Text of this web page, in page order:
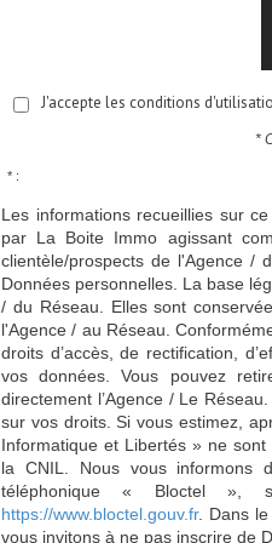
J'accepte les conditions
*
* :
Les informations recueillies sur
par La Boite Immo agissant
clientèle/prospects de l'Agence /
Données personnelles. La base
/ du Réseau. Elles sont
l'Agence / au Réseau.
droits d’accès, de rectification,
vos données. Vous pouvez
directement l’Agence / Le
sur vos droits. Si vous estimez,
Informatique et Libertés » ne
la CNIL. Nous vous informons
téléphonique « Bloctel »,
https://www.bloctel.gouv.fr. Dans
vous invitons à ne pas inscrire de